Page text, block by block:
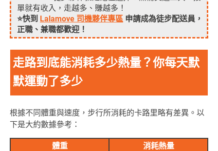
單就有收入，走越多、賺越多！
⭐快到 Lalamove 司機夥伴專區 申請成為徒步配送員，
正職、兼職都歡迎！
走路到底能消耗多少熱量？你每天默
默運動了多少
根據不同體重與速度，步行所消耗的卡路里略有差異。以
下是大約數據參考：
體重
消耗熱量